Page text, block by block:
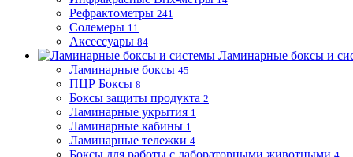
Рефрактометры 241
Солемеры 11
Аксессуары 84
Ламинарные боксы и
Ламинарные боксы 45
ПЦР Боксы 8
Боксы защиты продукта 2
Ламинарные укрытия 1
Ламинарные кабины 1
Ламинарные тележки 4
Боксы для работы с лабораторными животными